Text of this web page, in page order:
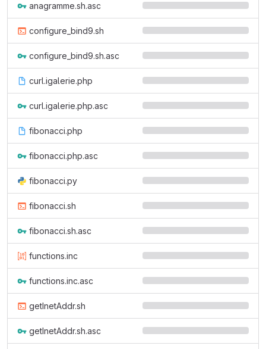
anagramme.sh.asc
configure_bind9.sh
configure_bind9.sh.asc
curl.igalerie.php
curl.igalerie.php.asc
fibonacci.php
fibonacci.php.asc
fibonacci.py
fibonacci.sh
fibonacci.sh.asc
functions.inc
functions.inc.asc
getInetAddr.sh
getInetAddr.sh.asc